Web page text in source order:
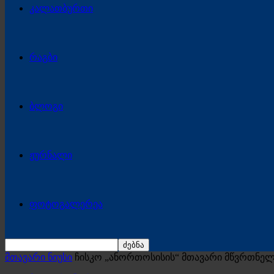
კალათბურთი
რაგბი
ბლოგი
ჟურნალი
ფოტოგალერეა
მთავარი ნიუსი ჩისკო „ანორთოსისის“ მთავარი